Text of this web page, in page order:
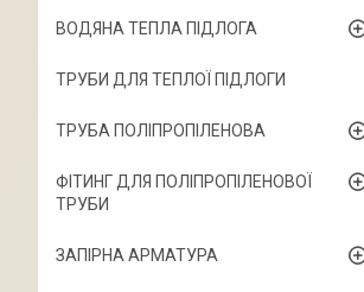
ВОДЯНА ТЕПЛА ПІДЛОГА
ТРУБИ ДЛЯ ТЕПЛОЇ ПІДЛОГИ
ТРУБА ПОЛІПРОПІЛЕНОВА
ФІТИНГ ДЛЯ ПОЛІПРОПІЛЕНОВОЇ
ТРУБИ
ЗАПІРНА АРМАТУРА